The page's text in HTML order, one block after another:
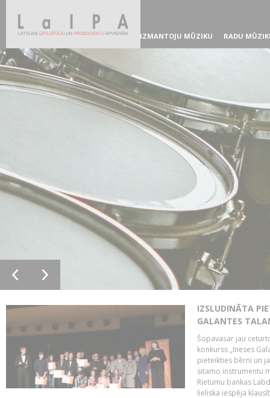
IZMANTOJU MŪZIKU RADU
IZSLUDINĀTA
GALANTES
Šopavasar jau
konkurss „Ineses
pieteikties bērni un
sitamo instrumentu
Rietumu bankas
lieliska iespēja